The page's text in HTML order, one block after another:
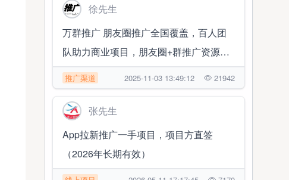
徐先生
万群推广 朋友圈推广全国覆盖，百人团
队助力商业项目，朋友圈+群推广资源对
接合作
推广渠道 2025-11-03 13:49:12 21942
张先生
App拉新推广一手项目，项目方直签
（2026年长期有效）